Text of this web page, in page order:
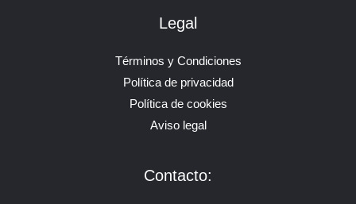
Legal
Términos y Condiciones
Política de privacidad
Política de cookies
Aviso legal
Contacto: